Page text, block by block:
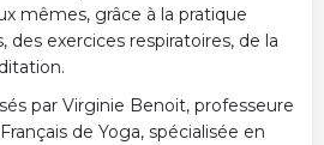
mêmes, grâce à la pratique
des exercices respiratoires, de la
par Virginie Benoit, professeure
de Yoga, spécialisée en